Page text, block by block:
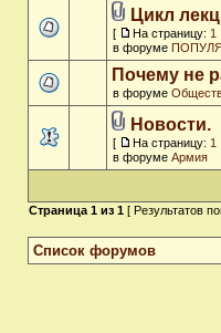
Цикл
[ На страницу: 1
в форуме
Почему не
в форуме
Новости.
[ На страницу: 1
в форуме Армия
Страница 1 из 1 [ Результатов
Список форумов